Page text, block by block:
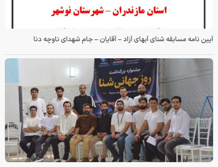
آیین نامه مسابقه شنای آبهای آزاد – آقایان – جام شهدای ناوچه دنا